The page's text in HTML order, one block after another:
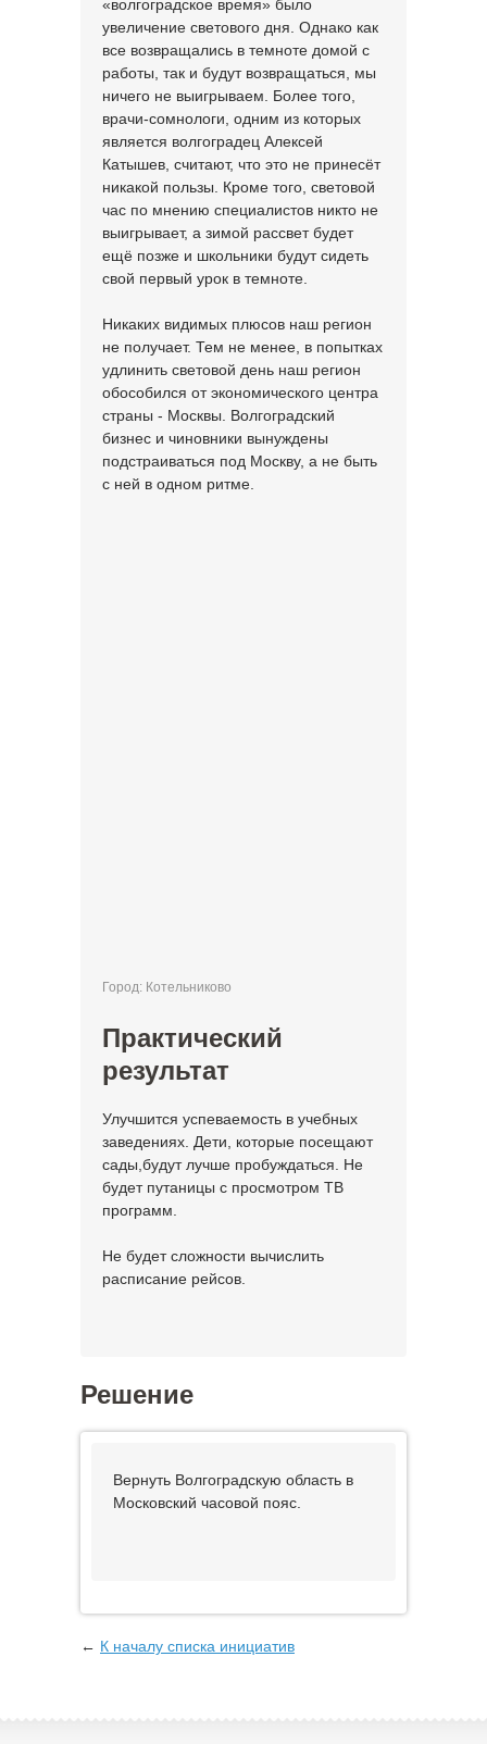
«волгоградское время» было
увеличение светового дня. Однако как
все возвращались в темноте домой с
работы, так и будут возвращаться, мы
ничего не выигрываем. Более того,
врачи-сомнологи, одним из которых
является волгоградец Алексей
Катышев, считают, что это не принесёт
никакой пользы. Кроме того, световой
час по мнению специалистов никто не
выигрывает, а зимой рассвет будет
ещё позже и школьники будут сидеть
свой первый урок в темноте.
Никаких видимых плюсов наш регион
не получает. Тем не менее, в попытках
удлинить световой день наш регион
обособился от экономического центра
страны - Москвы. Волгоградский
бизнес и чиновники вынуждены
подстраиваться под Москву, а не быть
с ней в одном ритме.
Город: Котельниково
Практический
результат
Улучшится успеваемость в учебных
заведениях. Дети, которые посещают
сады,будут лучше пробуждаться. Не
будет путаницы с просмотром ТВ
программ.
Не будет сложности вычислить
расписание рейсов.
Решение
Вернуть Волгоградскую область в
Московский часовой пояс.
← К началу списка инициатив